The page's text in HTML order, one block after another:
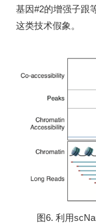
基因#2的增强子跟
这类技术假象。
图6. 利用